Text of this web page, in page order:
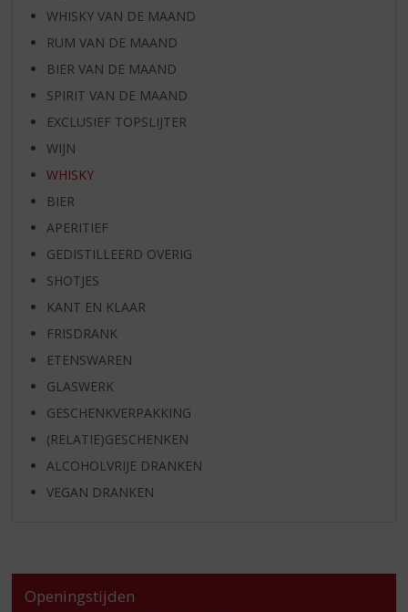
WHISKY VAN DE MAAND
RUM VAN DE MAAND
BIER VAN DE MAAND
SPIRIT VAN DE MAAND
EXCLUSIEF TOPSLIJTER
WIJN
WHISKY
BIER
APERITIEF
GEDISTILLEERD OVERIG
SHOTJES
KANT EN KLAAR
FRISDRANK
ETENSWAREN
GLASWERK
GESCHENKVERPAKKING
(RELATIE)GESCHENKEN
ALCOHOLVRIJE DRANKEN
VEGAN DRANKEN
Openingstijden